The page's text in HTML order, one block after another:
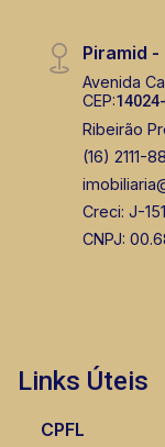
Piramid -
Avenida
CEP:
Ribeirão
(16) 2111-
Creci: J-
CNPJ:
Links Úteis
CPFL